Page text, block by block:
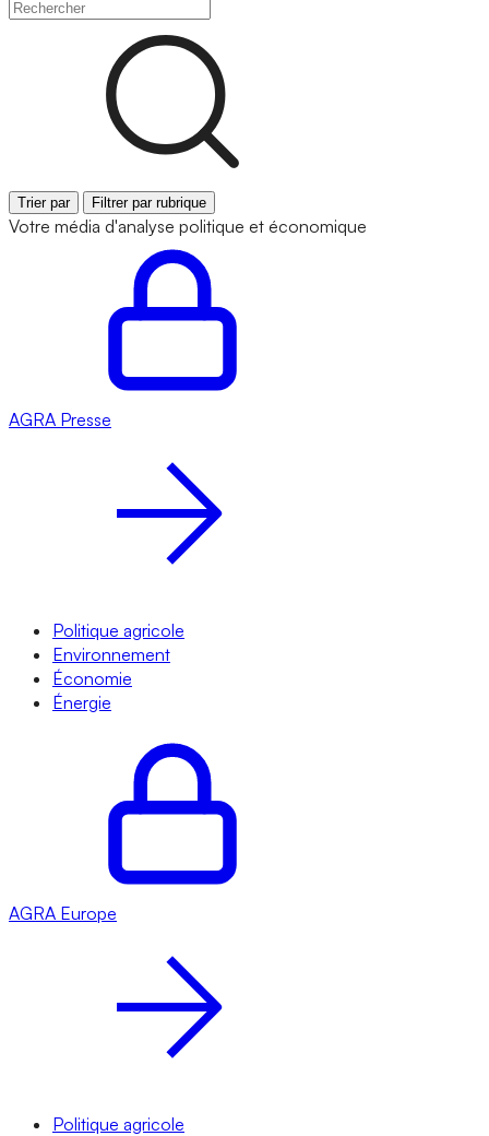
Trier par Filtrer par rubrique
Votre média d'analyse politique et économique
AGRA Presse
Politique agricole
Environnement
Économie
Énergie
AGRA Europe
Politique agricole